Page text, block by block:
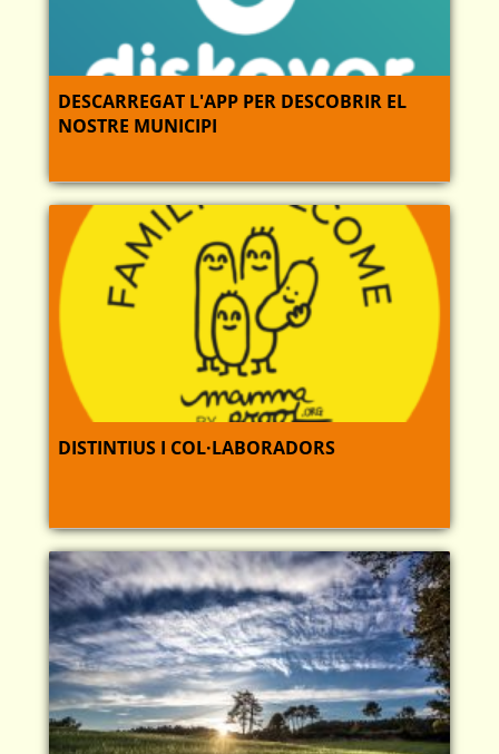
DESCARREGAT L'APP PER DESCOBRIR EL
NOSTRE MUNICIPI
DISTINTIUS I COL·LABORADORS